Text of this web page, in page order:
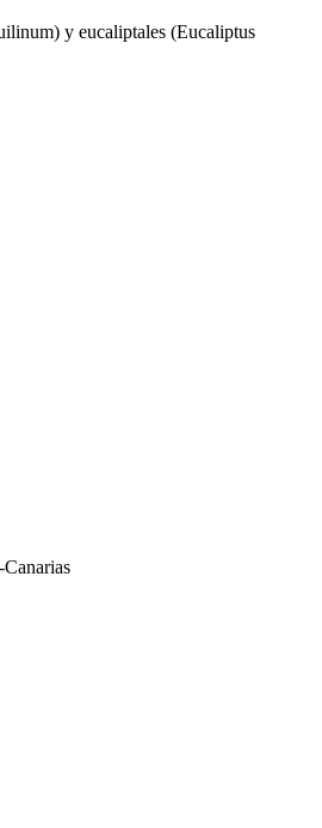
y eucaliptales (Eucaliptus